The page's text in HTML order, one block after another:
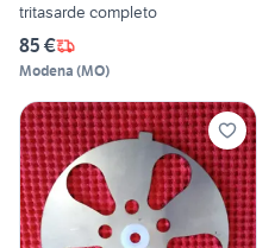
tritasarde completo
85 €
Modena (MO)